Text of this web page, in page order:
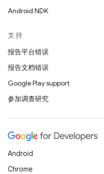
Android NDK
支持
报告平台错误
报告文档错误
Google Play support
参加调查研究
Android
Chrome